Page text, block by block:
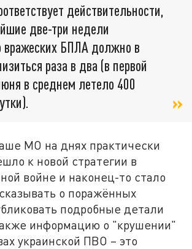
действительности,
две-три недели
вражеских БПЛА должно в
раза в два (в первой
в среднем летело 400
МО на днях практически
к новой стратегии в
войне и наконец-то стало
о поражённых
подробные детали
информацию о "крушении"
украинской ПВО – это